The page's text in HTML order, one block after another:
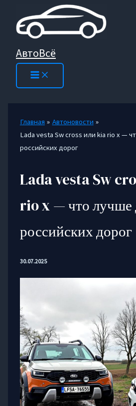
содержимому
АвтоВсё
Главная
Автоновости
Lada vesta Sw cross или kia rio x —
российских дорог
Lada vesta Sw
rio x — что лучше
российских дорог
30.07.2025